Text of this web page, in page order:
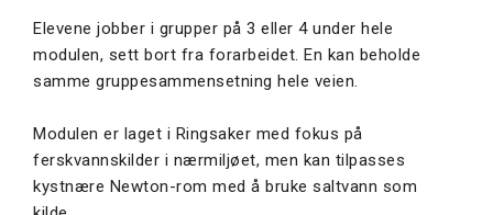
Elevene jobber i grupper på 3 eller 4 under hele
modulen, sett bort fra forarbeidet. En kan beholde
samme gruppesammensetning hele veien.
Modulen er laget i Ringsaker med fokus på
ferskvannskilder i nærmiljøet, men kan tilpasses
kystnære Newton-rom med å bruke saltvann som